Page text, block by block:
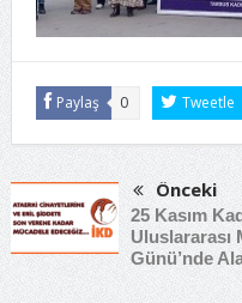
Paylaş 0 Tweetle
Önceki
25 Kasım
Uluslararası
Günü’nde